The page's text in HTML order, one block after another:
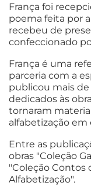
França foi
poema feita por
recebeu de
confeccionado
França é uma
parceria com a
publicou mais de
dedicados às
tornaram
alfabetização em
Entre as
obras "Coleção
"Coleção Contos
Alfabetização".